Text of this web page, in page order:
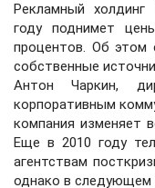
Рекламный
году поднимет
процентов. Об этом
собственные
Антон Чаркин,
корпоративным
компания изменяет
Еще в 2010 году
агентствам
однако в следующем